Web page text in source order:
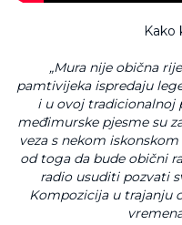
Kako
„Mura nije obična
pamtivijeka ispredaju
i u ovoj tradicionalnoj
međimurske pjesme su
veza s nekom
od toga da bude obični
radio usuditi pozvati
Kompozicija u trajanju